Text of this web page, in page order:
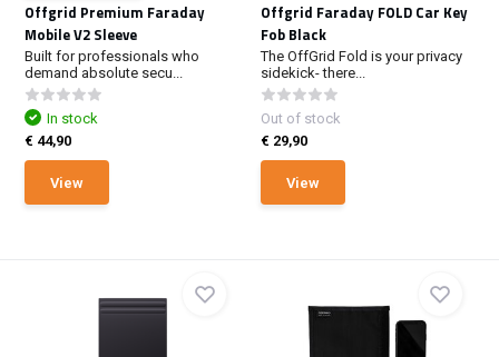
Offgrid Premium Faraday
Mobile V2 Sleeve
Built for professionals who
demand absolute secu...
In stock
€ 44,90
View
Offgrid Faraday FOLD Car Key
Fob Black
The OffGrid Fold is your privacy
sidekick- there...
Out of stock
€ 29,90
View